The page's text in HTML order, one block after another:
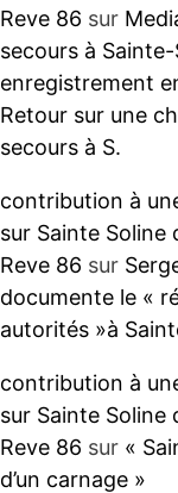
Reve 86 sur
secours à
enregistrement
Retour sur une
secours à S.
contribution à
sur Sainte Soline
Reve 86 sur
documente le «
autorités »à
contribution à
sur Sainte Soline
Reve 86 sur «
d’un carnage »